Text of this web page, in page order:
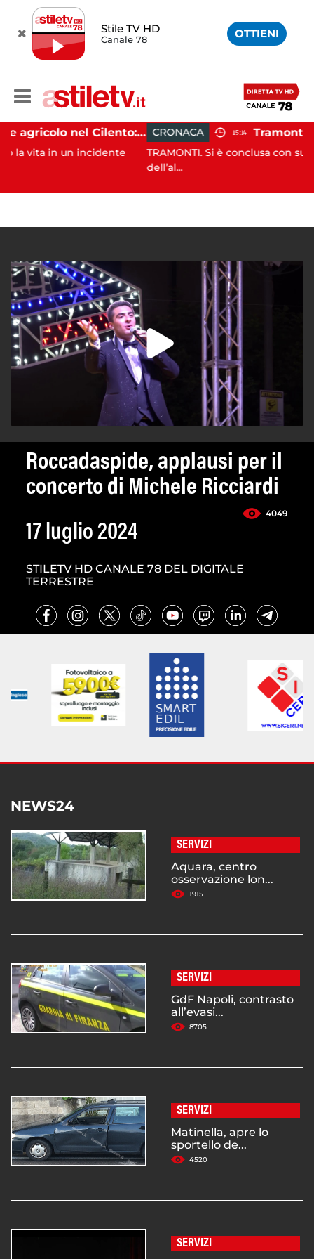
Stile TV HD
Canale 78 OTTIENI
Incidente agricolo nel Cilento: trattore si ribalta, muore 71enne
un incidente
CRONACA 15:14
TRAMONTI. Si è conclusa con successo, alle
Roccadaspide, applausi per il
concerto di Michele Ricciardi
4049
17 luglio 2024
STILETV HD CANALE 78 DEL DIGITALE
TERRESTRE
NEWS24
SERVIZI
Aquara, centro
osservazione lon...
1915
SERVIZI
GdF Napoli, contrasto
all’evasi...
8705
SERVIZI
Matinella, apre lo
sportello de...
4520
SERVIZI